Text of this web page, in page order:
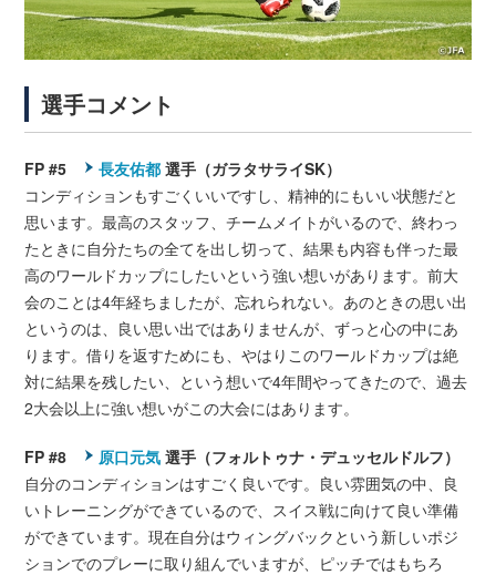
選手コメント
FP #5 長友佑都 選手（ガラタサライSK）
コンディションもすごくいいですし、精神的にもいい状態だと
思います。最高のスタッフ、チームメイトがいるので、終わっ
たときに自分たちの全てを出し切って、結果も内容も伴った最
高のワールドカップにしたいという強い想いがあります。前大
会のことは4年経ちましたが、忘れられない。あのときの思い出
というのは、良い思い出ではありませんが、ずっと心の中にあ
ります。借りを返すためにも、やはりこのワールドカップは絶
対に結果を残したい、という想いで4年間やってきたので、過去
2大会以上に強い想いがこの大会にはあります。
FP #8 原口元気 選手（フォルトゥナ・デュッセルドルフ）
自分のコンディションはすごく良いです。良い雰囲気の中、良
いトレーニングができているので、スイス戦に向けて良い準備
ができています。現在自分はウィングバックという新しいポジ
ションでのプレーに取り組んでいますが、ピッチではもちろ